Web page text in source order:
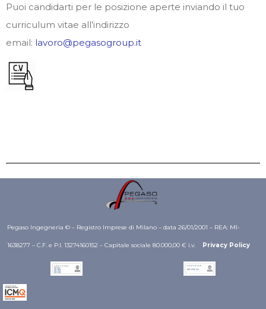
Puoi candidarti per le posizione aperte inviando il tuo
curriculum vitae all’indirizzo
email: lavoro@pegasogroup.it
Pegaso Ingegneria © – Registro Imprese di Milano – data 26/01/2001 – REA: MI-
1638277 – C.F. e P.I. 13274160152 – Capitale sociale 80.000,00 € i.v. Privacy Policy